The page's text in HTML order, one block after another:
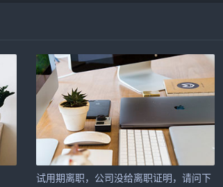
试用期离职，公司没给离职证明，请问下